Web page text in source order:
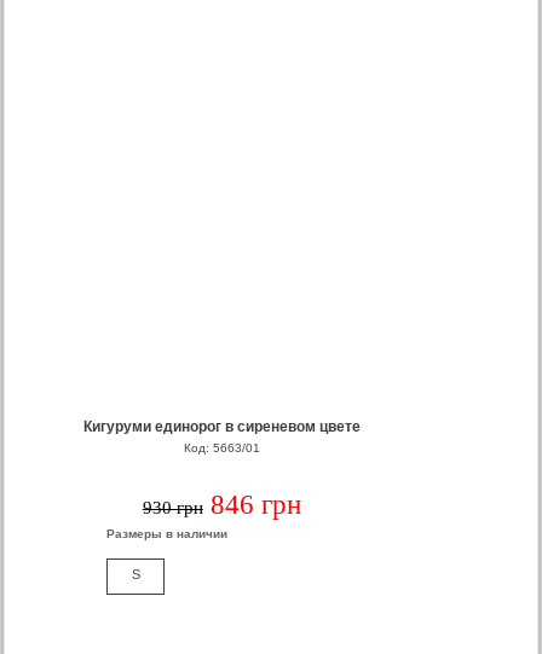
Кигуруми единорог в сиреневом цвете
Код: 5663/01
930 грн 846 грн
Размеры в наличии
S